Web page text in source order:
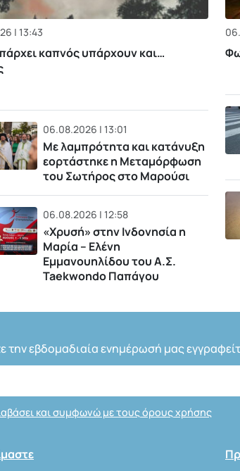
| 13:43
καπνός υπάρχουν και…
06.08.2026 | 13:01
Με λαμπρότητα και κατάνυξη
εορτάστηκε η Μεταμόρφωση
του Σωτήρος στο Μαρούσι
06.08.2026 | 12:58
«Χρυσή» στην Ινδονησία η
Μαρία – Ελένη
Εμμανουηλίδου του Α.Σ.
Taekwondo Παπάγου
την εβδομαδιαία ενημέρωσή μας
και συμφωνώ με τους όρους χρήσης